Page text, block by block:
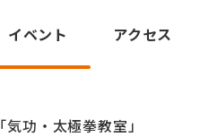
イベント アクセス
功・太極拳教室」